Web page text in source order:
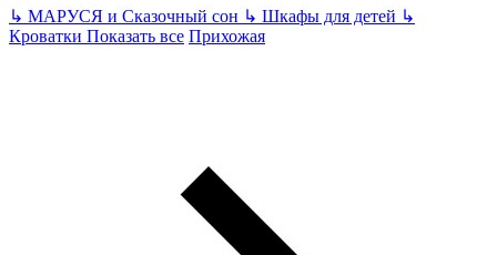
↳ МАРУСЯ и Сказочный сон ↳ Шкафы для детей ↳
Кроватки Показать все Прихожая